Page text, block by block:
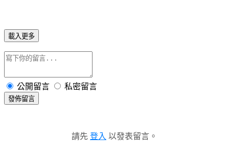
載入更多
公開留言 私密留言
發佈留言
請先 登入 以發表留言。